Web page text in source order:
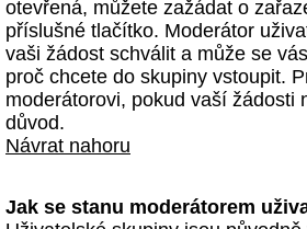
otevřená, můžete zažádat o
příslušné tlačítko. Moderátor
vaši žádost schválit a může se
proč chcete do skupiny vstoupit.
moderátorovi, pokud vaší žádosti
důvod.
Návrat nahoru
Jak se stanu moderátorem